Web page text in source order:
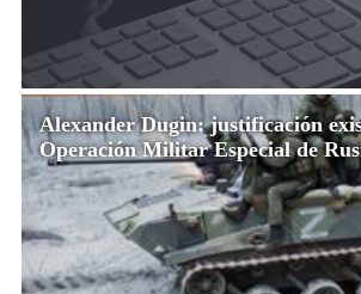
Alexander Dugin: justificación
Operación Militar Especial de